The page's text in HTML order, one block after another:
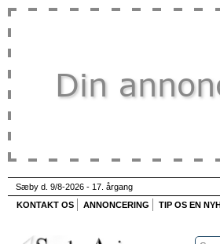
Sæby d. 9/8-2026 - 17. årgang
KONTAKT OS
ANNONCERING TIP OS EN